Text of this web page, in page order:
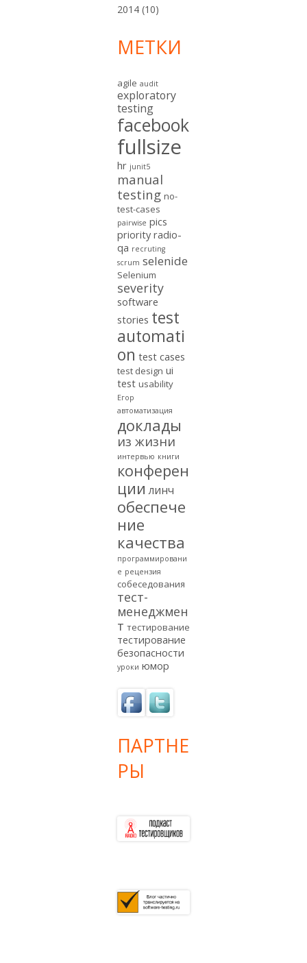
2014 (10)
МЕТКИ
agile audit
exploratory
testing
facebook
fullsize
hr junit5
manual
testing no-
test-cases
pairwise pics
priority radio-
qa recruting
scrum selenide
Selenium
severity
software
stories test
automati
on test cases
test design ui
test usability
Егор
автоматизация
доклады
из жизни
интервью книги
конферен
ции линч
обеспече
ние
качества
программировани
е рецензия
собеседования
тест-
менеджмен
т тестирование
тестирование
безопасности
уроки юмор
ПАРТНЕ
РЫ